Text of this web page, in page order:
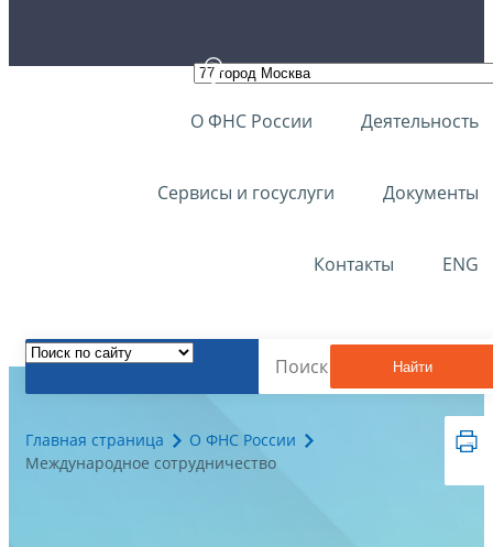
О ФНС России Деятельность
Сервисы и госуслуги Документы
Контакты ENG
Найти
Главная страница
О ФНС России
Международное сотрудничество